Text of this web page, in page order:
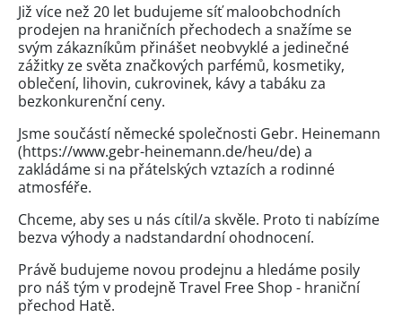
Již více než 20 let budujeme síť maloobchodních
prodejen na hraničních přechodech a snažíme se
svým zákazníkům přinášet neobvyklé a jedinečné
zážitky ze světa značkových parfémů, kosmetiky,
oblečení, lihovin, cukrovinek, kávy a tabáku za
bezkonkurenční ceny.
Jsme součástí německé společnosti Gebr. Heinemann
(https://www.gebr-heinemann.de/heu/de) a
zakládáme si na přátelských vztazích a rodinné
atmosféře.
Chceme, aby ses u nás cítil/a skvěle. Proto ti nabízíme
bezva výhody a nadstandardní ohodnocení.
Právě budujeme novou prodejnu a hledáme posily
pro náš tým v prodejně Travel Free Shop - hraniční
přechod Hatě.